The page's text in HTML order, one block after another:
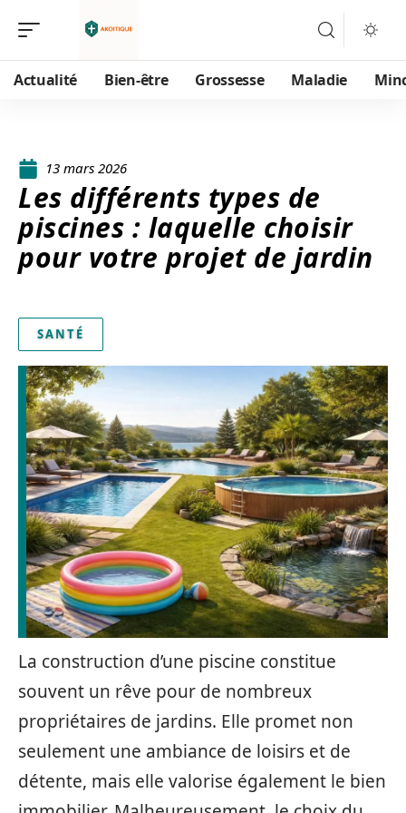
Actualité Bien-être Grossesse Maladie
13 mars 2026
Les différents types de
piscines : laquelle choisir
pour votre projet de jardin
SANTÉ
La construction d’une piscine constitue
souvent un rêve pour de nombreux
propriétaires de jardins. Elle promet non
seulement une ambiance de loisirs et de
détente, mais elle valorise également le bien